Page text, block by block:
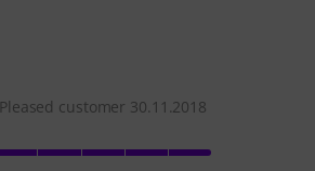
Pleased customer 30.11.2018